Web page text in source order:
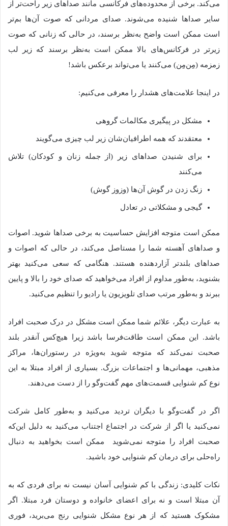
می‌کند. برخی از محدوده‌های فرکانسی مانند صداهای زیر راحت‌تر از
سایر صداها شنیده می‌شوند. صدای مردانی که صوت آن‌ها بم‌تر
است ممکن است واضح به‌نظر برسند، در حالی که زنانی که صوت
زیرتر در فرکانس‌های بالا ممکن است به‌نظر برسند که زیر لب
زمزمه (مِن‌مِن) می‌کنند یا می‌تواند برعکس باشد!
در اینجا علامت‌های هشدار را معرفی می‌کنیم:
مشکل در پیگیری مکالمات گروهی
معتقدند که همه اطرافیان‌شان زیر لب چیزی می‌گویند
برای شنیدن صداهای زیر (از جمله زنان و کودکان) تلاش
می‌کنند
زنگ زدن در گوش آن‌ها (وزوز گوش)
گیجی و مشکلاتی در تعادل
ممکن است متوجه افزایش حساسیت به برخی صداها شوید. اصوات
و صداهای آهسته شما را مستاصل می‌کند، در حالی‌ که اصوات و
صداهای بلندتر آزاردهنده هستند. هنگامی که سعی می‎‌کنید بهتر
بشنوید، به‌طور مداوم از افراد می‌خواهید که صدای خود را بالا و پایین
ببرند و به‌طور مرتب صدای تلویزیون یا رادیو را تنظیم می‌کنید.
به عبارت دیگر، علائم شما ممکن است مشکل در درک صحبت افراد
باشد. این ممکن است طاقت‌فرسا باشد زیرا هیچ‌کس آنقدر بلند
صحبت نمی‌کند که متوجه شوید به‌ویژه در رستوران‌ها، مراکز
مذهبی، مهمانی‌ها و اجتماعات بزرگ. بسیاری از افراد مبتلا به این
نوع کم شنوایی قسمت‌های مهم گفت‌وگو را از دست می‌دهند.
اگر در گفت‌و‌گو با دیگران تردید می‌کنید و به‌طور کامل شرکت
نمی‌کنید یا اگر از شرکت در اجتماع اجتناب می‌کنید به دلیل این‌که
صحبت افراد را متوجه نمی‌شوید ممکن است بخواهید به دنبال
راه‌حلی برای درمان کم شنوایی خود باشید.
نکات کلیدی: زندگی با کم شنوایی آسان نیست نه برای فردی که به
آن مبتلا است و نه برای اعضای خانواده و دوستان فرد مبتلا. اگر
مشکوک هستید که از هر نوع مشکل شنوایی رنج می‌برید، فوری